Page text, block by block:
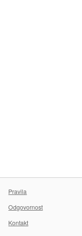
Pravila
Odgovornost
Kontakt